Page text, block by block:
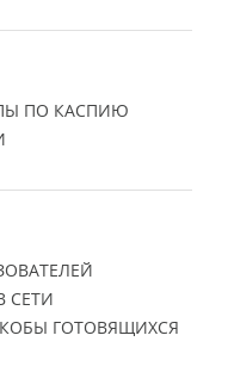
ПО КАСПИЮ
СЕТИ
ГОТОВЯЩИХСЯ